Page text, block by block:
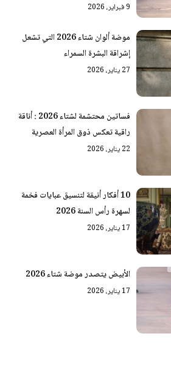
9 فبراير، 2026
موضة ألوان شتاء 2026 التي تشعل
إشراقة البشرة السمراء
27 يناير، 2026
فساتين محتشمة لشتاء 2026 : أناقة
راقية تعكس ذوق المرأة العصرية
22 يناير، 2026
10 أفكار أنيقة لتنسيق عبايات فخمة
لسهرة رأس السنة 2026
17 يناير، 2026
الأبيض يتصدر موضة شتاء 2026
17 يناير، 2026